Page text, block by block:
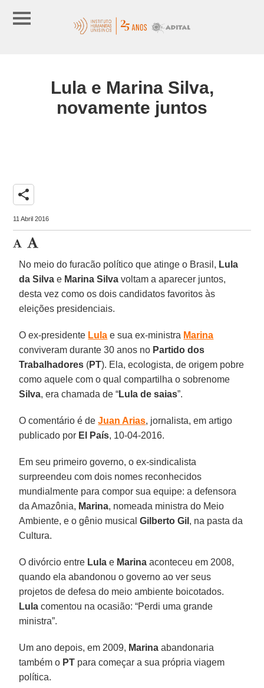
Lula e Marina Silva,
novamente juntos
share
11 Abril 2016
No meio do furacão político que atinge o Brasil, Lula
da Silva e Marina Silva voltam a aparecer juntos,
desta vez como os dois candidatos favoritos às
eleições presidenciais.
O ex-presidente Lula e sua ex-ministra Marina
conviveram durante 30 anos no Partido dos
Trabalhadores (PT). Ela, ecologista, de origem pobre
como aquele com o qual compartilha o sobrenome
Silva, era chamada de “Lula de saias”.
O comentário é deJuan Arias, jornalista, em artigo
publicado por El País, 10-04-2016.
Em seu primeiro governo, o ex-sindicalista
surpreendeu com dois nomes reconhecidos
mundialmente para compor sua equipe: a defensora
da Amazônia, Marina, nomeada ministra do Meio
Ambiente, e o gênio musicalGilberto Gil , na pasta da
Cultura.
O divórcio entre Lula e Marina aconteceu em 2008,
quando ela abandonou o governo ao ver seus
projetos de defesa do meio ambiente boicotados.
Lula comentou na ocasião: “Perdi uma grande
ministra”.
Um ano depois, em 2009, Marina abandonaria
também o PT para começar a sua própria viagem
política.